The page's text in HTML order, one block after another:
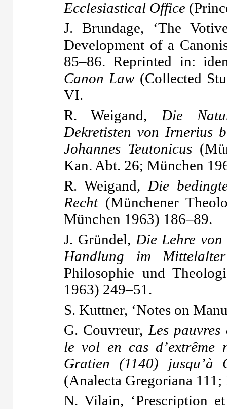
Ecclesiastical Office
J. Brundage, ‘The
Development of a
85–86. Reprinted in:
Canon Law (Collected
VI.
R. Weigand, Die
Dekretisten von Irnerius
Johannes Teutonicus
Kan. Abt. 26; München
R. Weigand, Die
Recht(Münchener
München 1963) 186–89.
J. Gründel, Die Lehre von
Handlung im Mittelalter
Philosophie und
1963) 249–51.
S. Kuttner, ‘Notes on
G. Couvreur, Les
le vol en cas d’extrême
Gratien (1140)
(Analecta Gregoriana
N. Vilain, ‘Prescription